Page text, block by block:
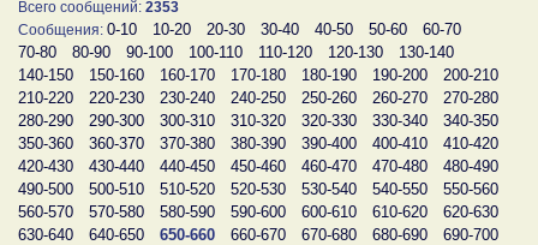
Всего сообщений: 2353
Сообщения: 0-10 10-20 20-30 30-40 40-50 50-60
60-70
70-80
80-90 90-100 100-110 110-120 120-130
130-140
140-150
150-160 160-170 170-180 180-190 190-200
200-210
210-220
220-230 230-240 240-250 250-260 260-270
270-280
280-290
290-300 300-310 310-320 320-330 330-340
340-350
350-360
360-370 370-380 380-390 390-400 400-410
410-420
420-430
430-440 440-450 450-460 460-470 470-480
480-490
490-500
500-510 510-520 520-530 530-540 540-550
550-560
560-570
570-580 580-590 590-600 600-610 610-620
620-630
630-640
640-650 650-660 660-670 670-680 680-690
690-700